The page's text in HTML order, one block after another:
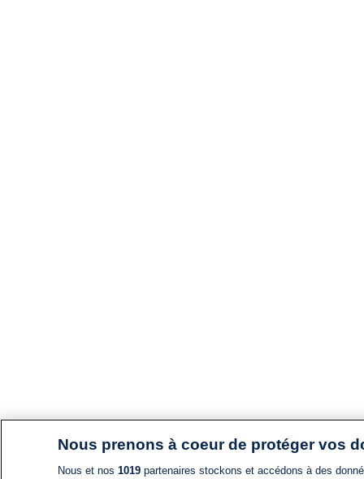
Nous prenons à coeur de protéger vos
Nous et nos 1019partenaires stockons et accédons à des